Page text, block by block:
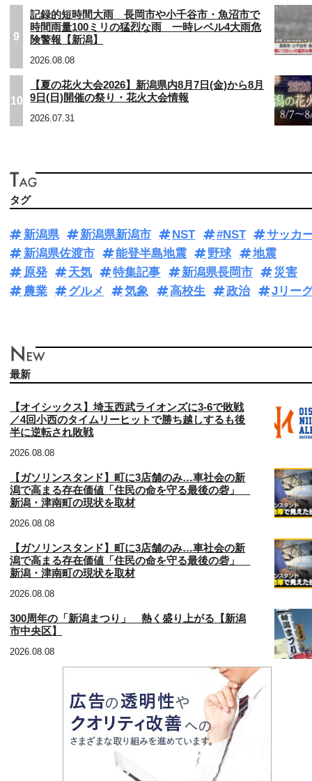
9
記録的短時間大雨 長岡市や小千谷市・魚沼市で
時間雨量100ミリの猛烈な雨 一時レベル4大雨危
険警報【新潟】
2026.08.08
10
【夏の花火大会2026】新潟県内8月7日(金)から8月
9日(日)開催の祭り・花火大会情報
2026.07.31
タグ
新潟県 新潟県新潟市 NST #NST
サッカ
新潟県佐渡市
能登半島地震 野球
地震
原発
天気 特集記事 新潟県長岡市
災害
農業
グルメ 気象 高校生 政治 Jリー
最新
【オイシックス】埼玉西武ライオンズに3‐6で敗戦
／4回小西のタイムリーヒットで勝ち越しするも後
半に逆転され敗戦
2026.08.08
【ガソリンスタンド】町に3店舗のみ…車社会の新
潟で高まる存在価値「住民の命を守る最後の砦」
新潟・津南町の現状を取材
2026.08.08
【ガソリンスタンド】町に3店舗のみ…車社会の新
潟で高まる存在価値「住民の命を守る最後の砦」
新潟・津南町の現状を取材
2026.08.08
300周年の「新潟まつり」 熱く盛り上がる【新潟
市中央区】
2026.08.08